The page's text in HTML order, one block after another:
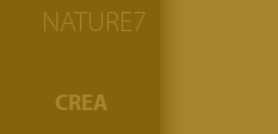
NATURE7
CREA